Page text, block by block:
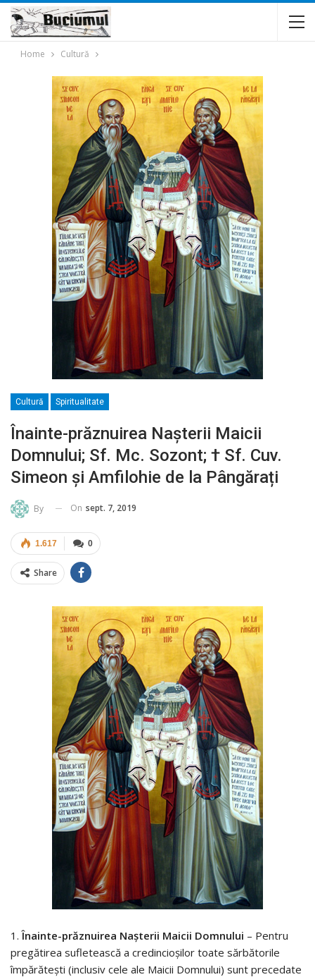
Home Cultură
Cultură Spiritualitate
Înainte-prăznuirea Nașterii Maicii
Domnului; Sf. Mc. Sozont; † Sf. Cuv.
Simeon și Amfilohie de la Pângărați
By On sept. 7, 2019
0
1.617
Share
1.Înainte-prăznuirea Nașterii Maicii Domnului – Pentru
pregătirea sufletească a credincioșilor toate sărbătorile
împărătești (inclusiv cele ale Maicii Domnului) sunt precedate